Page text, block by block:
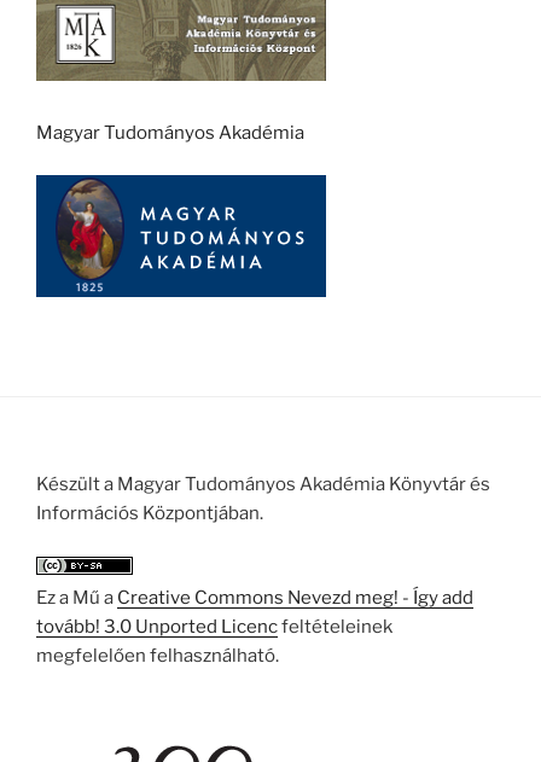
Magyar Tudományos Akadémia
Készült a Magyar Tudományos Akadémia Könyvtár és
Információs Központjában.
Ez a Mű a Creative Commons Nevezd meg! - Így add
tovább! 3.0 Unported Licencfeltételeinek
megfelelően felhasználható.